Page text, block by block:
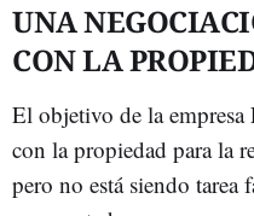
UNA
CON LA
El objetivo de la
con la propiedad para la
pero no está siendo